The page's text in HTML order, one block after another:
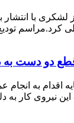
کامبیز لشکری با
دو دست به
اقدام به